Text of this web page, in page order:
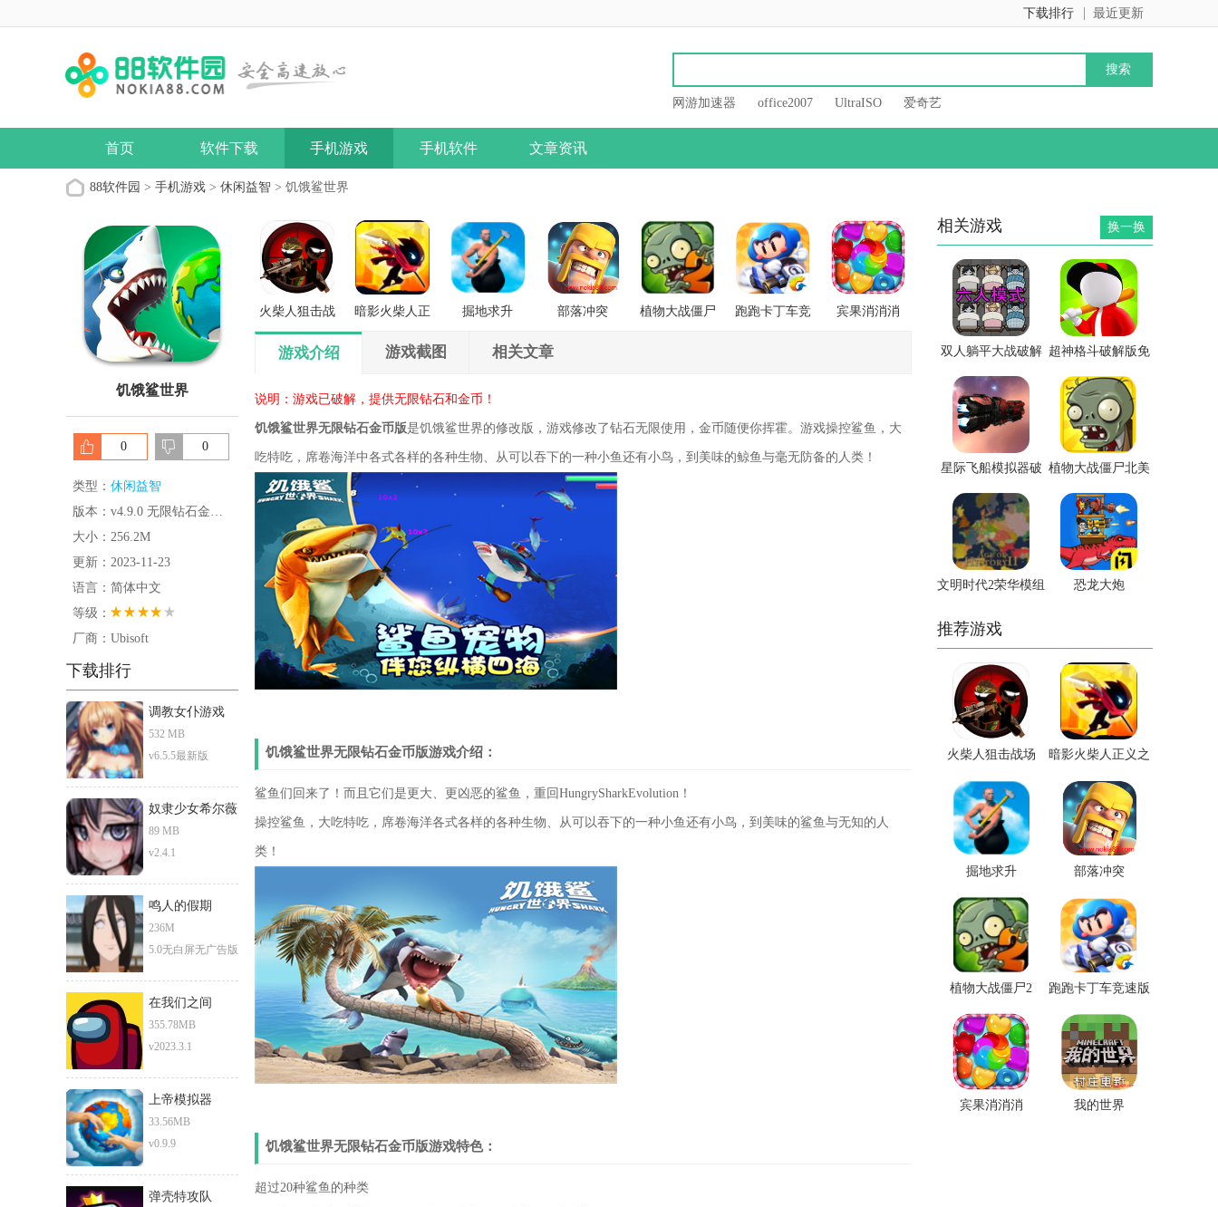
最近更新
下载排行
网游加速器 office2007 UltraISO 爱奇艺
首页 软件下载 手机游戏 手机软件 文章资讯
88软件园 > 手机游戏 > 休闲益智 > 饥饿鲨世界
饥饿鲨世界
0 0
类型： 休闲益智
版本：v4.9.0 无限钻石金币版
大小：256.2M
更新：2023-11-23
语言：简体中文
等级：
厂商：Ubisoft
下载排行
调教女仆游戏
532 MB
v6.5.5最新版
奴隶少女希尔薇
89 MB
v2.4.1
鸣人的假期
236M
5.0无白屏无广告版
在我们之间
355.78MB
v2023.3.1
上帝模拟器
33.56MB
v0.9.9
弹壳特攻队
火柴人狙击战
场
暗影火柴人正
掘地求升 部落冲突
植物大战僵尸
跑跑卡丁车竞
宾果消消消
游戏介绍 游戏截图 相关文章
说明：游戏已破解，提供无限钻石和金币！
饥饿鲨世界无限钻石金币版是饥饿鲨世界的修改版，游戏修改了钻石无限使用，金币随便你挥霍。游戏操控鲨鱼，大
吃特吃，席卷海洋中各式各样的各种生物、从可以吞下的一种小鱼还有小鸟，到美味的鲸鱼与毫无防备的人类！
饥饿鲨世界无限钻石金币版游戏介绍：
鲨鱼们回来了！而且它们是更大、更凶恶的鲨鱼，重回HungrySharkEvolution！
操控鲨鱼，大吃特吃，席卷海洋各式各样的各种生物、从可以吞下的一种小鱼还有小鸟，到美味的鲨鱼与无知的人
类！
饥饿鲨世界无限钻石金币版游戏特色：
超过20种鲨鱼的种类
相关游戏 换一换
双人躺平大战破解
版
超神格斗破解版免
广告版
星际飞船模拟器破
解版
植物大战僵尸北美
版
文明时代2荣华模组 恐龙大炮
推荐游戏
火柴人狙击战场
暗影火柴人正义之
掘地求升 部落冲突
植物大战僵尸2 跑跑卡丁车竞速版
宾果消消消 我的世界